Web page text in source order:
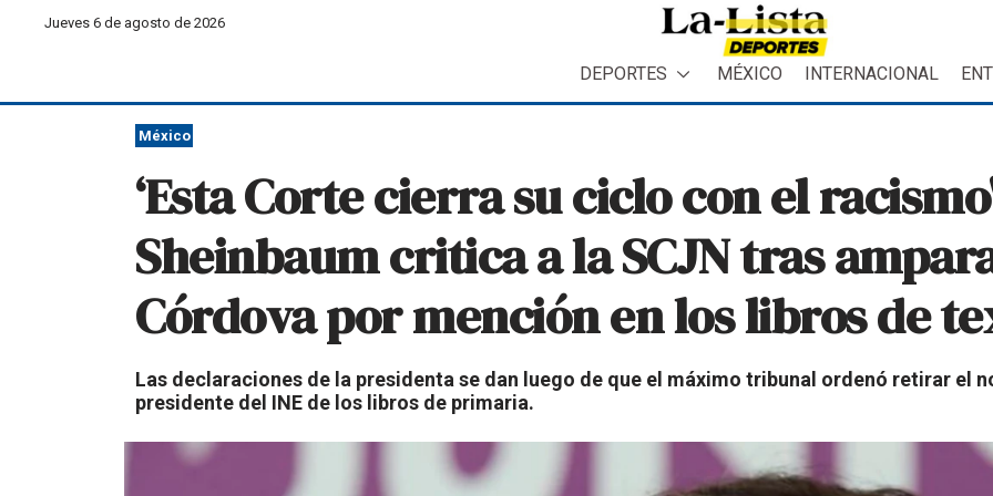
Jueves 6 de agosto de 2026
DEPORTES MÉXICO INTERNACIONAL
México
‘Esta Corte cierra su ciclo con el
Sheinbaum critica a la SCJN tras
Córdova por mención en los libros de
Las declaraciones de la presidenta se dan luego de que el máximo tribunal ordenó retirar el
presidente del INE de los libros de primaria.